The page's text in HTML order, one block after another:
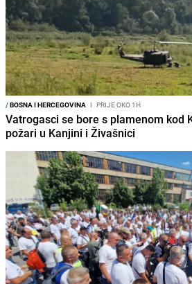
/BOSNA I HERCEGOVINA I PRIJE OKO 1H
Vatrogasci se bore s plamenom kod
požari u Kanjini i Živašnici